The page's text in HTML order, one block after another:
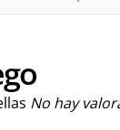
No hay